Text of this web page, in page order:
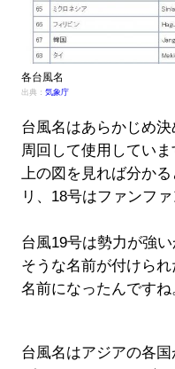
各台風名
出典： 気象庁
台風名はあらかじめ
周回して使用していま
上の図を見れば分か
リ、18号はファンファ
台風19号は勢力が強
そうな名前が付けら
名前になったんですね
台風名はアジアの各国